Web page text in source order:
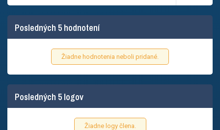
Posledných 5 hodnotení
Žiadne hodnotenia neboli pridané.
Posledných 5 logov
Žiadne logy člena.